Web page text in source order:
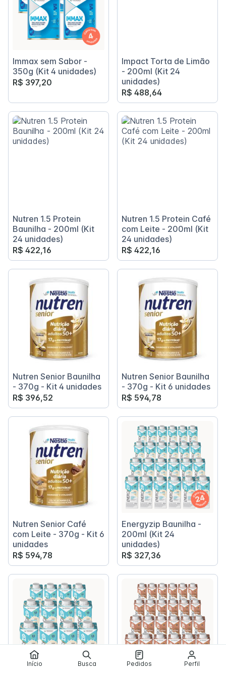
Início Busca Pedidos Perfil
Immax sem Sabor -
350g (Kit 4 unidades)
R$ 397,20
Impact Torta de Limão
- 200ml (Kit 24
unidades)
R$ 488,64
Nutren 1.5 Protein
Baunilha - 200ml (Kit
24 unidades)
R$ 422,16
Nutren 1.5 Protein Café
com Leite - 200ml (Kit
24 unidades)
R$ 422,16
Nutren Senior Baunilha
- 370g - Kit 4 unidades
R$ 396,52
Nutren Senior Baunilha
- 370g - Kit 6 unidades
R$ 594,78
Nutren Senior Café
com Leite - 370g - Kit 6
unidades
R$ 594,78
Energyzip Baunilha -
200ml (Kit 24
unidades)
R$ 327,36